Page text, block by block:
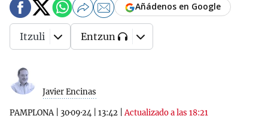
Javier Encinas
PAMPLONA| 30·09·24 13:42 |Actualizado a las 18:21
Añádenos en Google
Itzuli Entzun